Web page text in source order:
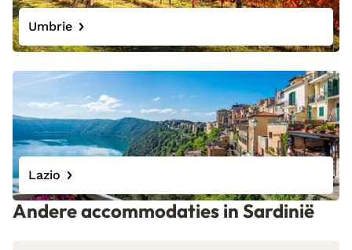
Umbrie
Lazio
Andere accommodaties in Sardinië